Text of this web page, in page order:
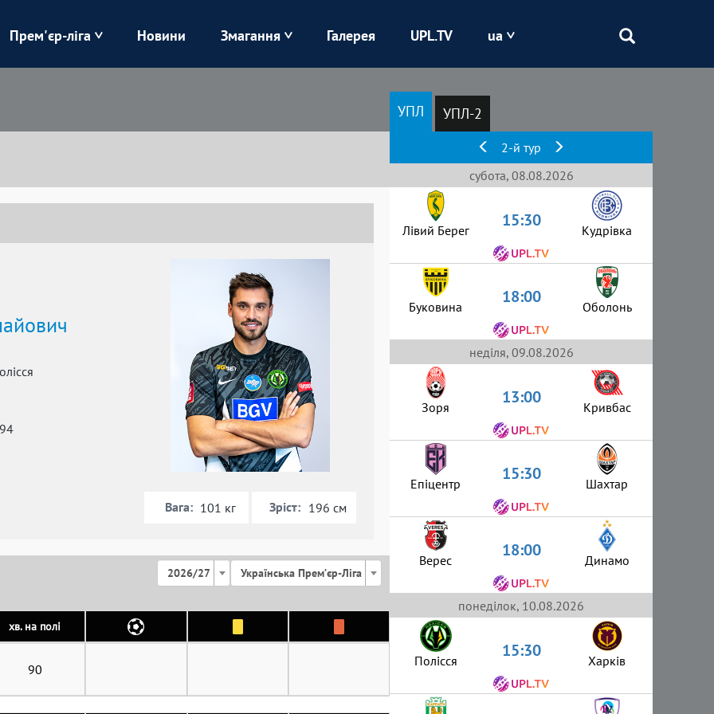
Колос Кривбас
Оболонь
Прем'єр-ліга Новини Змагання Галерея UPL.TV ua
Вага: 101 кг Зріст: 196 см
2026/27 Українська Премʼєр-Ліга
хв. на полі
90
УПЛ УПЛ-2
2-й тур
субота, 08.08.2026
Лівий Берег 15:30 Кудрівка
Буковина 18:00 Оболонь
неділя, 09.08.2026
Зоря 13:00 Кривбас
Епіцентр 15:30 Шахтар
Верес 18:00 Динамо
понеділок, 10.08.2026
Полісся 15:30 Харків